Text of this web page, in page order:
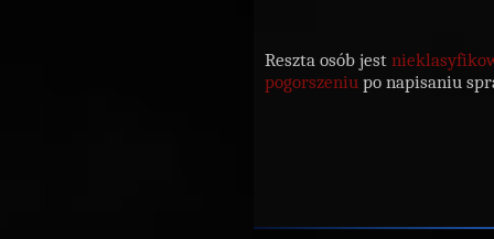
Reszta osób jest
pogorszeniu po napisaniu